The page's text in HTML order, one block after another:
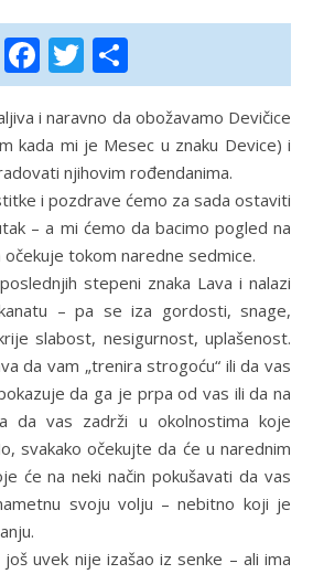
Facebook
Twitter
kada mi je Mesec u znaku Device) i
njihovim rođendanima.
i pozdrave ćemo za sada ostaviti
– a mi ćemo da bacimo pogled na
tokom naredne sedmice.
stepeni znaka Lava i nalazi
– pa se iza gordosti, snage,
slabost, nesigurnost, uplašenost.
da vam „trenira strogoću“ ili da vas
da ga je prpa od vas ili da na
da vas zadrži u okolnostima koje
svakako očekujte da će u narednim
će na neki način pokušavati da vas
svoju volju – nebitno koji je
uvek nije izašao iz senke – ali ima